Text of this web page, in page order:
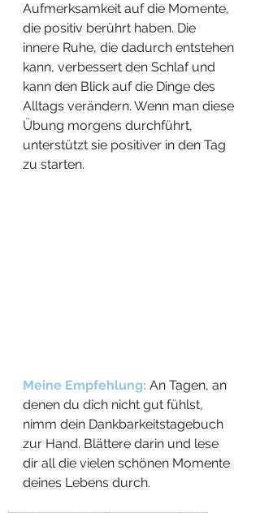
Aufmerksamkeit auf die Momente,
die positiv berührt haben. Die
innere Ruhe, die dadurch entstehen
kann, verbessert den Schlaf und
kann den Blick auf die Dinge des
Alltags verändern. Wenn man diese
Übung morgens durchführt,
unterstützt sie positiver in den Tag
zu starten.
Meine Empfehlung: An Tagen, an
denen du dich nicht gut fühlst,
nimm dein Dankbarkeitstagebuch
zur Hand. Blättere darin und lese
dir all die vielen schönen Momente
deines Lebens durch.